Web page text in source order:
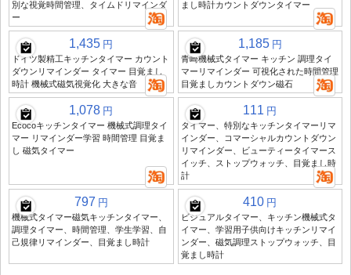
別な視覚時間管理、タイムドリマインダ
ー
まし時計カウントダウンタイマー
1,435 円
ドイツ製精工キッチンタイマー カウント
ダウンリマインダー タイマー 目覚まし
時計 機械式磁気視覚化 大きな音
1,185 円
青崎機械式タイマー キッチン 調理タイ
マーリマインダー 可視化された時間管理
目覚ましカウントダウン磁石
1,078 円
Ecocoキッチンタイマー 機械式調理タイ
マー リマインダー学習 時間管理 目覚ま
し 磁気タイマー
111 円
タイマー、特別なキッチンタイマーリマ
インダー、コマーシャルカウントダウン
リマインダー、ビューティータイマース
イッチ、ストップウォッチ、目覚まし時
計
797 円
機械式タイマー磁気キッチンタイマー、
調理タイマー、時間管理、学生学習、自
己規律リマインダー、目覚まし時計
410 円
ビジュアルタイマー、キッチン機械式タ
イマー、学習用子供向けキッチンリマイ
ンダー、磁気調理ストップウォッチ、目
覚まし時計